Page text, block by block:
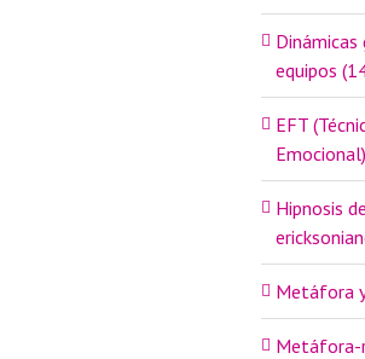
Dinámicas
equipos
EFT
Hipnosis
Metáfora
Metáfora-